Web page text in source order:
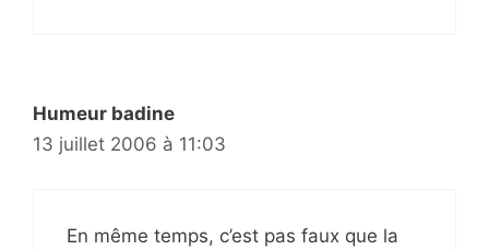
Humeur badine
13 juillet 2006 à 11:03
En même temps, c’est pas faux que la